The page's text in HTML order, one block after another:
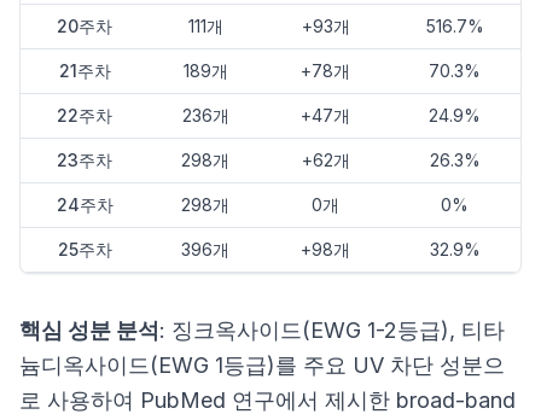
20주차 111개 +93개 516.7%
21주차 189개 +78개 70.3%
22주차 236개 +47개 24.9%
23주차 298개 +62개 26.3%
24주차 298개 0개 0%
25주차 396개 +98개 32.9%
핵심 성분 분석 : 징크옥사이드(EWG 1-2등급), 티타
늄디옥사이드(EWG 1등급)를 주요 UV 차단 성분으
로 사용하여 PubMed 연구에서 제시한 broad-band